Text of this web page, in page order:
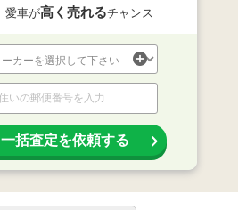
愛車が高く売れるチャンス
一括査定を依頼する